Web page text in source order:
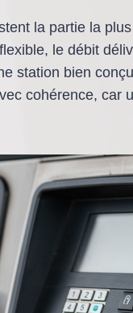
la partie la
le débit
station bien
cohérence, car